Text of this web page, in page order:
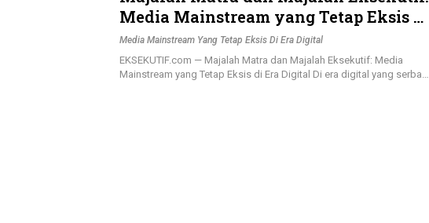
Media Mainstream yang Tetap Eksis di
Era Digital
Media Mainstream Yang Tetap Eksis Di Era Digital
EKSEKUTIF.com — Majalah Matra dan Majalah Eksekutif: Media
Mainstream yang Tetap Eksis di Era Digital Di era digital yang serba…